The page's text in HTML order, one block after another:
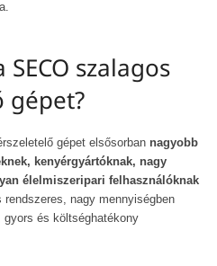
szalagos
gépet?
gépet elsősorban nagyobb
kenyérgyártóknak, nagy
élelmiszeripari felhasználóknak
nagy mennyiségben
és költséghatékony